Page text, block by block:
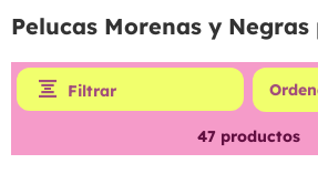
Pelucas Morenas y
Filtrar
47 productos